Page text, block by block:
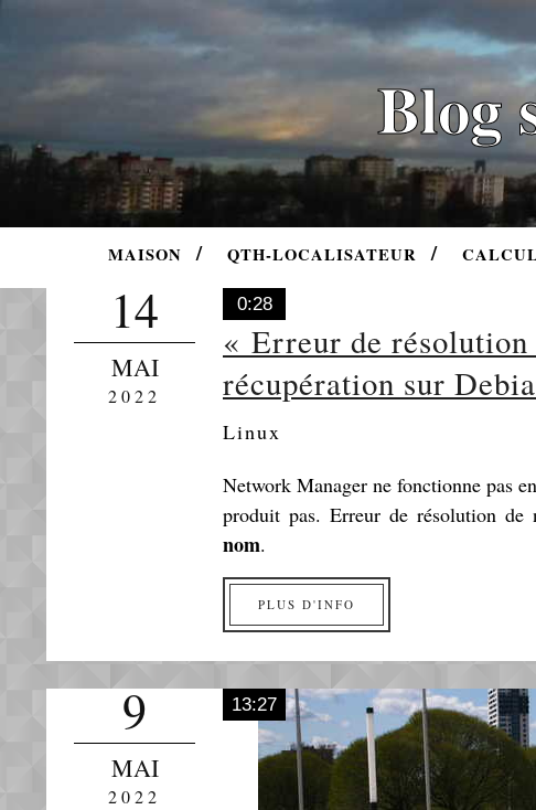
Blog
MAISON QTH-LOCALISATEUR
14
MAI
2022
0:28
« Erreur de résolution
récupération sur
Linux
Network Manager ne fonctionne pas
produit pas. Erreur de résolution de
nom.
PLUS D'INFO
9
MAI
2022
13:27